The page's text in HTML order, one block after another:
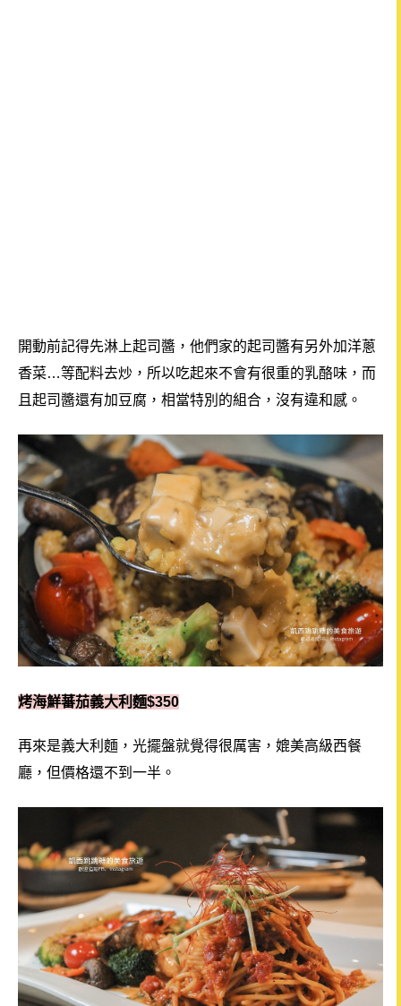
開動前記得先淋上起司醬， 他們家的起司醬有另外加洋蔥
香菜…等配料去炒，所以吃起來不會有很重的乳酪味，而
且起司醬還有加豆腐，相當特別的組合，沒有違和感。
烤海鮮蕃茄義大利麵$350
再來是義大利麵，光擺盤就覺得很厲害，媲美高級西餐
廳，但價格還不到一半。